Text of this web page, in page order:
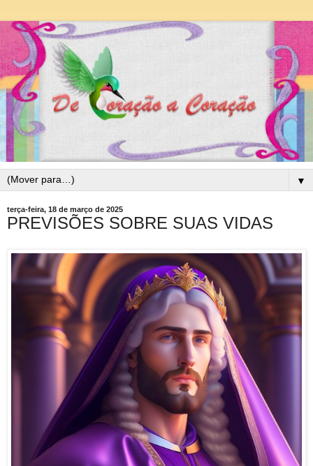
▼
terça-feira, 18 de março de 2025
PREVISÕES SOBRE SUAS VIDAS